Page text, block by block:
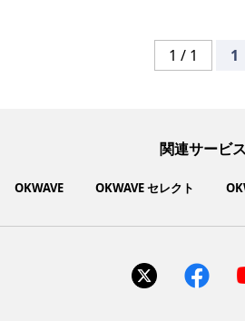
1 / 1 1
関連サービス
OKWAVE OKWAVE セレクト
ト
い物サイト
ス